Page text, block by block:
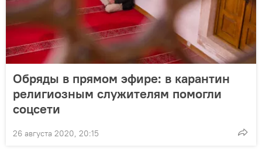
Обряды в прямом эфире: в карантин
религиозным служителям помогли
соцсети
26 августа 2020, 20:15